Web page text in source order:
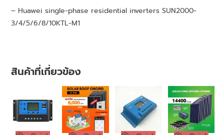
– Huawei single-phase residential inverters SUN2000-
3/4/5/6/8/10KTL-M1
สินค้าที่เกี่ยวข้อง